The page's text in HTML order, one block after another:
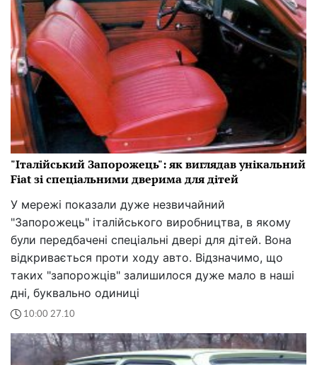
"Італійський Запорожець": як виглядав унікальний
Fiat зі спеціальними дверима для дітей
У мережі показали дуже незвичайний
"Запорожець" італійського виробництва, в якому
були передбачені спеціальні двері для дітей. Вона
відкривається проти ходу авто. Відзначимо, що
таких "запорожців" залишилося дуже мало в наші
дні, буквально одиниці
10:00 27.10